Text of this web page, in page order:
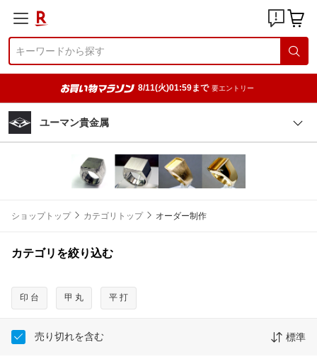
8/11(火)01:59まで 要エントリー
ユーマン貴金属
ショップトップ カテゴリトップ オーダー制作
カテゴリを絞り込む
印 台 甲 丸 平 打
売り切れを含む 標準